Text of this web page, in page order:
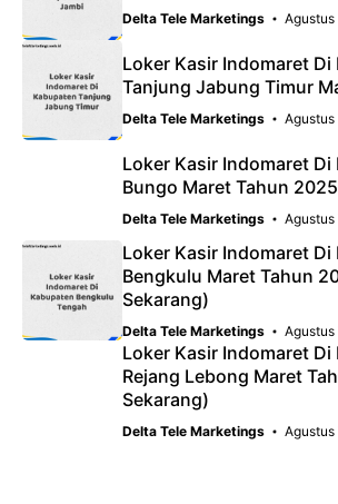
Delta Tele Marketings Agustus
Loker Kasir Indomaret Di
Tanjung Jabung Timur
Delta Tele Marketings Agustus
Loker Kasir Indomaret Di
Bungo Maret Tahun
Delta Tele Marketings Agustus
Loker Kasir Indomaret Di
Bengkulu Maret Tahun
Sekarang)
Delta Tele Marketings Agustus
Loker Kasir Indomaret Di
Rejang Lebong Maret
Sekarang)
Delta Tele Marketings Agustus